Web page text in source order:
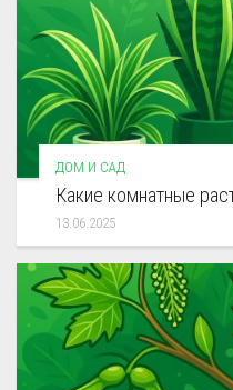
ДОМ И САД
Какие комнатные
13.06.2025